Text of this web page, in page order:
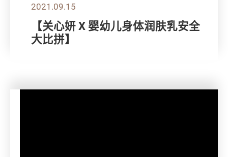
2021.09.15
【关心妍 X 婴幼儿身体润肤乳安全
大比拼】